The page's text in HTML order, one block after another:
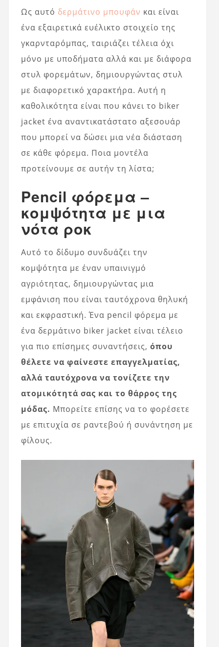
Ως αυτό δερμάτινο μπουφάν και είναι
ένα εξαιρετικά ευέλικτο στοιχείο της
γκαρνταρόμπας, ταιριάζει τέλεια όχι
μόνο με υποδήματα αλλά και με διάφορα
στυλ φορεμάτων, δημιουργώντας στυλ
με διαφορετικό χαρακτήρα. Αυτή η
καθολικότητα είναι που κάνει το biker
jacket ένα αναντικατάστατο αξεσουάρ
που μπορεί να δώσει μια νέα διάσταση
σε κάθε φόρεμα. Ποια μοντέλα
προτείνουμε σε αυτήν τη λίστα;
Pencil φόρεμα –
κομψότητα με μια
νότα ροκ
Αυτό το δίδυμο συνδυάζει την
κομψότητα με έναν υπαινιγμό
αγριότητας, δημιουργώντας μια
εμφάνιση που είναι ταυτόχρονα θηλυκή
και εκφραστική. Ένα pencil φόρεμα με
ένα δερμάτινο biker jacket είναι τέλειο
για πιο επίσημες συναντήσεις, όπου
θέλετε να φαίνεστε επαγγελματίας,
αλλά ταυτόχρονα να τονίζετε την
ατομικότητά σας και το θάρρος της
μόδας. Μπορείτε επίσης να το φορέσετε
με επιτυχία σε ραντεβού ή συνάντηση με
φίλους.